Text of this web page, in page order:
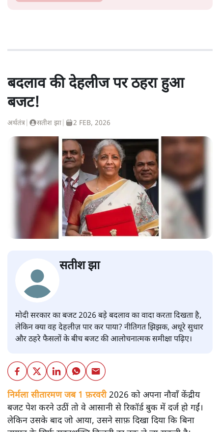
बदलाव की देहलीज पर ठहरा हुआ
बजट!
अर्थतंत्र सतीश झा 2 FEB, 2026
सतीश झा
मोदी सरकार का बजट 2026 बड़े बदलाव का वादा करता दिखता है,
लेकिन क्या वह देहलीज़ पार कर पाया? नीतिगत झिझक, अधूरे सुधार
और ठहरे फैसलों के बीच बजट की आलोचनात्मक समीक्षा पढ़िए।
निर्मला सीतारमण जब 1 फ़रवरी2026 को अपना नौवाँ केंद्रीय
बजट पेश करने उठीं तो वे आसानी से रिकॉर्ड बुक में दर्ज हो गईं।
लेकिन उसके बाद जो आया, उसने साफ़ दिखा दिया कि बिना